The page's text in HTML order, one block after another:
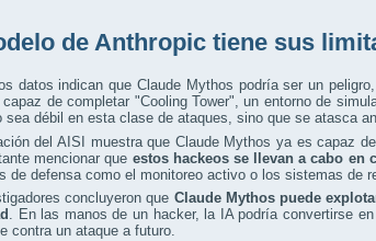
de Anthropic tiene sus
datos indican que Claude Mythos podría ser un peligro,
capaz de completar "Cooling Tower", un entorno de
sea débil en esta clase de ataques, sino que se atasca
del AISI muestra que Claude Mythos ya es capaz
mencionar que estos hackeos se llevan a cabo en
de defensa como el monitoreo activo o los sistemas de
concluyeron que Claude Mythos puede
. En las manos de un hacker, la IA podría convertirse
contra un ataque a futuro.